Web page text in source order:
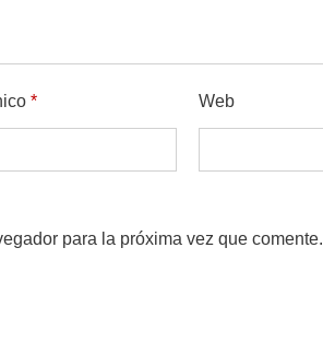
* Web
para la próxima vez que comente.